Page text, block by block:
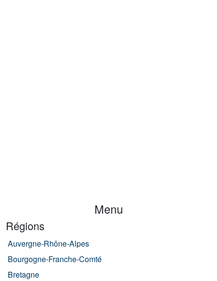
Menu
Régions
Auvergne-Rhône-Alpes
Bourgogne-Franche-Comté
Bretagne